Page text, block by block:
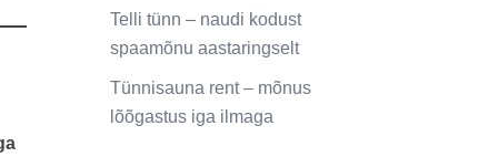
Telli tünn – naudi kodust
spaamõnu aastaringselt
Tünnisauna rent – mõnus
lõõgastus iga ilmaga